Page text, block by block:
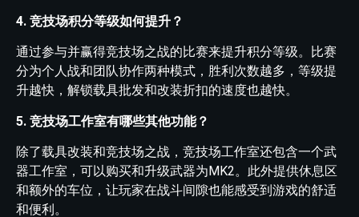
4. 竞技场积分等级如何提升？
通过参与并赢得竞技场之战的比赛来提升积分等级。比赛
分为个人战和团队协作两种模式，胜利次数越多，等级提
升越快，解锁载具批发和改装折扣的速度也越快。
5. 竞技场工作室有哪些其他功能？
除了载具改装和竞技场之战，竞技场工作室还包含一个武
器工作室，可以购买和升级武器为MK2。此外提供休息区
和额外的车位，让玩家在战斗间隙也能感受到游戏的舒适
和便利。